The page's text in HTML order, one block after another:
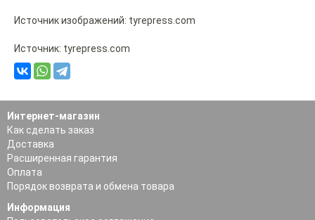
Источник изображений: tyrepress.com
Источник: tyrepress.com
Интернет-магазин
Как сделать заказ
Доставка
Расширенная гарантия
Оплата
Порядок возврата и обмена товара
Информация